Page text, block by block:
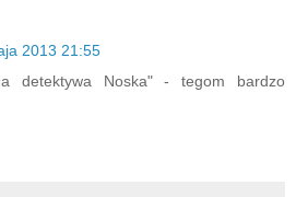
2013 21:55
detektywa Noska" - tegom bardzo